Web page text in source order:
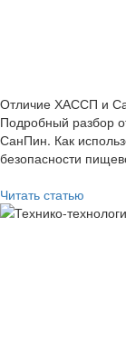
Отличие ХАССП и
Подробный разбор
СанПин. Как
безопасности
Читать статью